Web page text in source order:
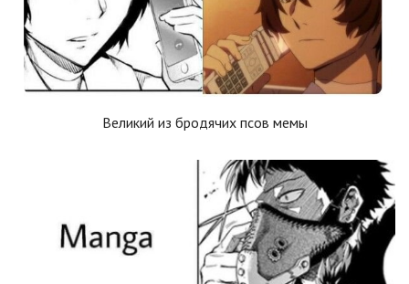
Великий из бродячих псов мемы